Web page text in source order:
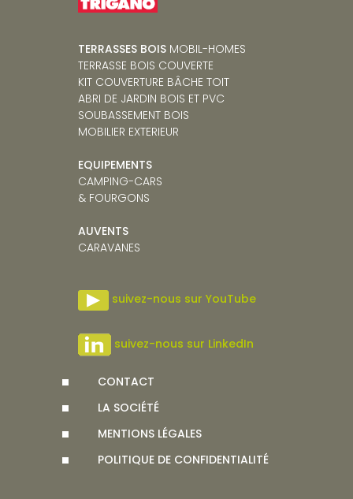
TERRASSES BOIS MOBIL-HOMES
TERRASSE BOIS COUVERTE
KIT COUVERTURE BÂCHE TOIT
ABRI DE JARDIN BOIS ET PVC
SOUBASSEMENT BOIS
MOBILIER EXTERIEUR
EQUIPEMENTS
CAMPING-CARS
& FOURGONS
AUVENTS
CARAVANES
suivez-nous sur YouTube
suivez-nous sur LinkedIn
CONTACT
LA SOCIÉTÉ
MENTIONS LÉGALES
POLITIQUE DE CONFIDENTIALITÉ